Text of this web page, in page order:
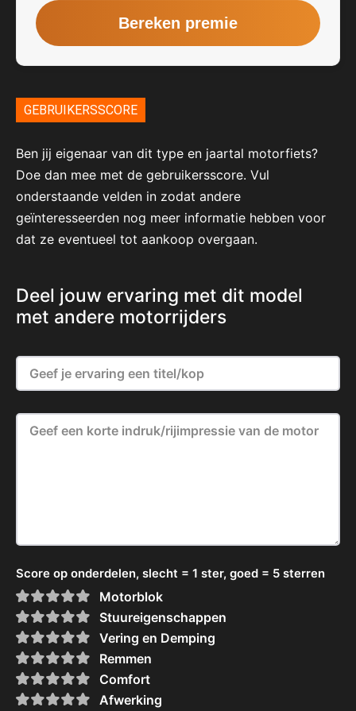
GEBRUIKERSSCORE
Ben jij eigenaar van dit type en jaartal motorfiets?
Doe dan mee met de gebruikersscore. Vul
onderstaande velden in zodat andere
geïnteresseerden nog meer informatie hebben voor
dat ze eventueel tot aankoop overgaan.
Deel jouw ervaring met dit model
met andere motorrijders
Score op onderdelen, slecht = 1 ster, goed = 5 sterren
Motorblok
Stuureigenschappen
Vering en Demping
Remmen
Comfort
Afwerking